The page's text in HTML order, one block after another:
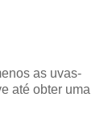
as uvas-
até obter uma